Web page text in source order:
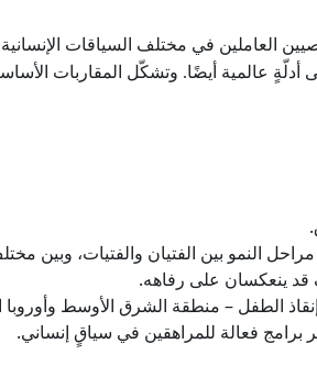
العاملين في مختلف السياقات
الـ10 خلاصة مراجعةٍ مكتبية، ومشاوراتٍ مع الاختصاصيين، وتوصياتٍ
النمو بين الفتيان والفتيات، وبين
قد ينعكسان على رفاهه.
الطفل – منطقة الشرق الأوسط
برامج فعالة للمراهقين في سياقٍ إنساني.